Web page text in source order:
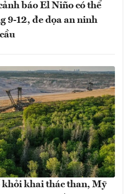
báo El Niño có thể
9-12, đe dọa an ninh
khỏi khai thác than, Mỹ